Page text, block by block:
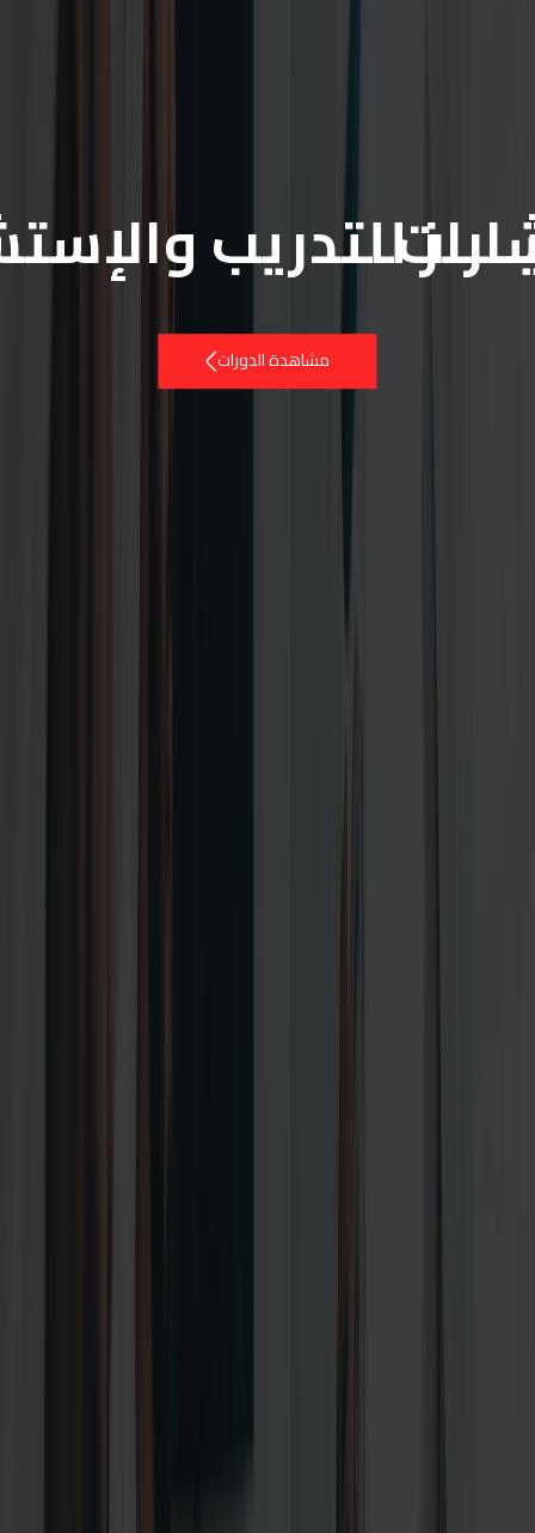
للتدريب
مشاهدة الدورات